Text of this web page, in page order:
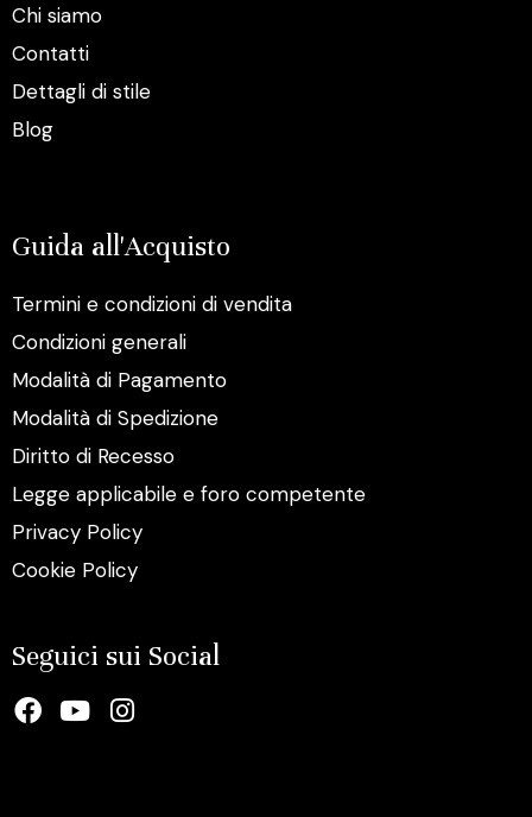
Chi siamo
Contatti
Dettagli di stile
Blog
Guida all'Acquisto
Termini e condizioni di vendita
Condizioni generali
Modalità di Pagamento
Modalità di Spedizione
Diritto di Recesso
Legge applicabile e foro competente
Privacy Policy
Cookie Policy
Seguici sui Social